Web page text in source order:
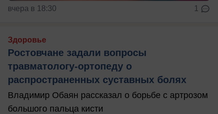
вчера в 18:30 1
Здоровье
Ростовчане задали вопросы
травматологу-ортопеду о
распространенных суставных болях
Владимир Обаян рассказал о борьбе с артрозом
большого пальца кисти